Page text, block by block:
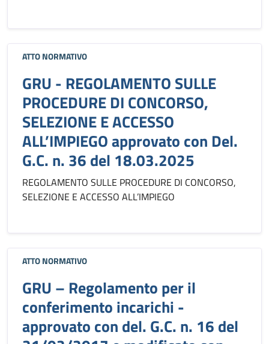
ATTO NORMATIVO
GRU - REGOLAMENTO SULLE
PROCEDURE DI CONCORSO,
SELEZIONE E ACCESSO
ALL’IMPIEGO approvato con Del.
G.C. n. 36 del 18.03.2025
REGOLAMENTO SULLE PROCEDURE DI CONCORSO,
SELEZIONE E ACCESSO ALL’IMPIEGO
ATTO NORMATIVO
GRU – Regolamento per il
conferimento incarichi -
approvato con del. G.C. n. 16 del